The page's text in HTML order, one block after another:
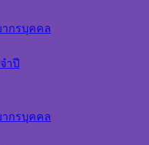
ากรบุคคล
ำปี
ากรบุคคล